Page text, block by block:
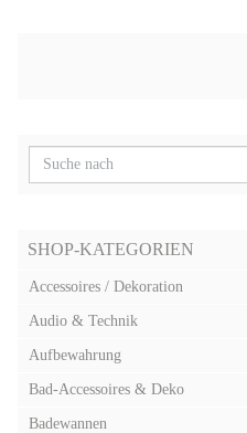
SHOP-KATEGORIEN
Accessoires / Dekoration
Audio & Technik
Aufbewahrung
Bad-Accessoires & Deko
Badewannen